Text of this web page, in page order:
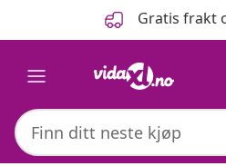
Gratis frakt